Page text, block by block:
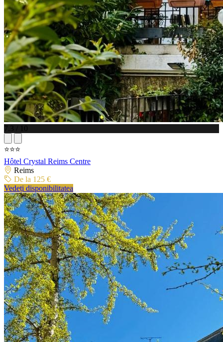
7.3 / 10
⭐⭐⭐
Hôtel Crystal Reims Centre
Reims
De la 125 €
Vedeți disponibilitatea